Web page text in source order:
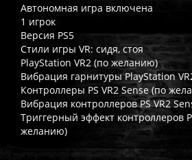
Автономная игра включена
1 игрок
Версия PS5
Стили игры VR: сидя, стоя
PlayStation VR2 (по желанию)
Вибрация гарнитуры PlayStation
Контроллеры PS VR2 Sense (по
Вибрация контроллеров PS VR2
Триггерный эффект контроллеров
желанию)